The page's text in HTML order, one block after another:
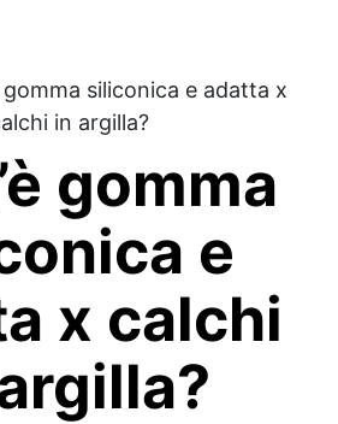
gomma siliconica e adatta x
in argilla?
gomma
e
x calchi